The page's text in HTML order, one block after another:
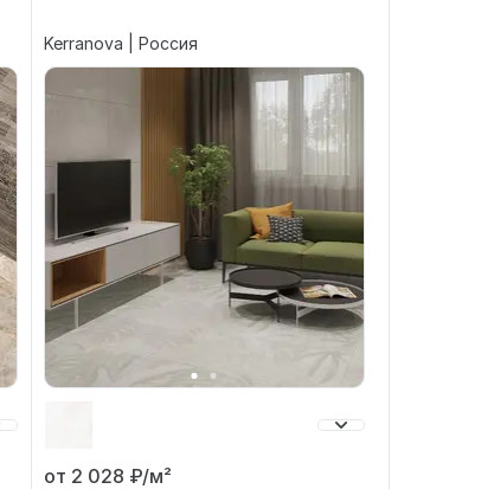
Kerranova | Россия
от 2 028 ₽/м²